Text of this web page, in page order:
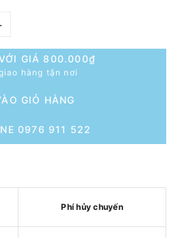
GIÁ 800.000₫
hàng tận nơi
GIỎ HÀNG
0976 911 522
Phí hủy chuyến